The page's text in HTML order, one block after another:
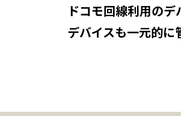
ドコモ回線利用の
デバイスも一元的に